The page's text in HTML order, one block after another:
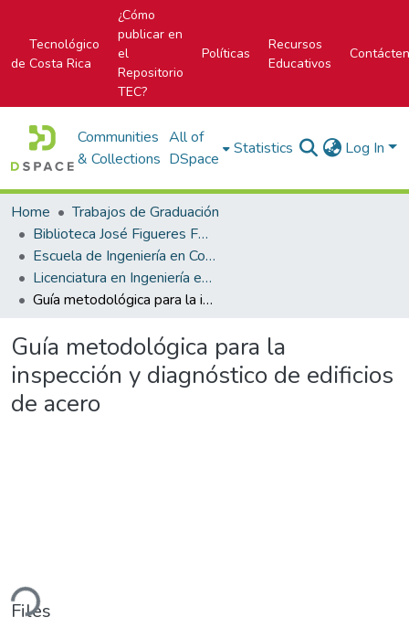
Tecnológico
de Costa Rica
¿Cómo
publicar en
el
Repositorio
TEC?
Políticas
Recursos
Educativos
Communities
& Collections
All of
DSpace
Statistics Log In
Home
Trabajos de Graduación
Biblioteca José Figueres Ferrer
Escuela de Ingeniería en Construcción
Licenciatura en Ingeniería en Construcción
Guía metodológica para la inspección y diagnóstico de edificios de acero
Guía metodológica para la
inspección y diagnóstico de edificios
de acero
Files